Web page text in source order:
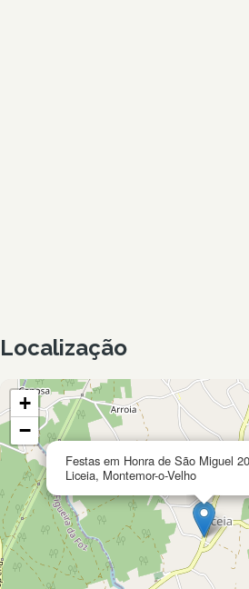
Localização
Festas em Honra de São Miguel
Liceia, Montemor-o-Velho
+
−